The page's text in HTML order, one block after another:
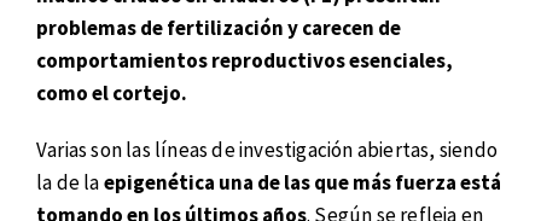
problemas de fertilización y carecen de
comportamientos reproductivos esenciales,
como el cortejo.
Varias son las líneas de investigación abiertas, siendo
la de laepigenética una de las que más fuerza está
tomando en los últimos años. Según se refleja en